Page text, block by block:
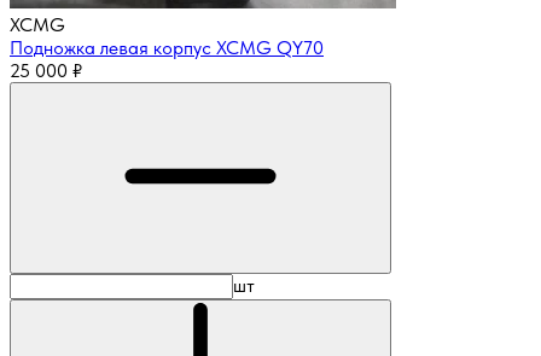
XCMG
Подножка левая корпус XCMG QY70
25 000 ₽
шт